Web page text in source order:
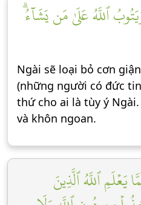
ٱللَّهُ عَلَىٰ مَن يَشَآءُۗ
Ngài sẽ loại bỏ cơn
(những người có đức
thứ cho ai là tùy ý
và khôn ngoan.
يَعۡلَمِ ٱللَّهُ ٱلَّذِينَ